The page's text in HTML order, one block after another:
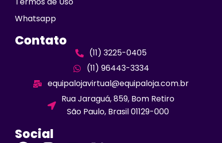
Whatsapp
Contato
(11) 3225-0405
(11) 96443-3334
equipalojavirtual@equipaloja.com.br
Rua Jaraguá, 859, Bom Retiro
São Paulo, Brasil 01129-000
Social